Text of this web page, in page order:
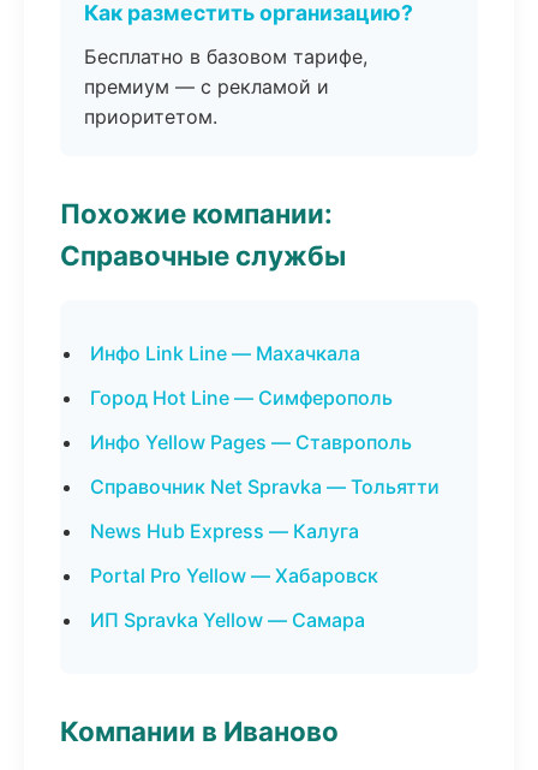
Как разместить организацию?
Бесплатно в базовом тарифе,
премиум — с рекламой и
приоритетом.
Похожие компании:
Справочные службы
Инфо Link Line — Махачкала
Город Hot Line — Симферополь
Инфо Yellow Pages — Ставрополь
Справочник Net Spravka — Тольятти
News Hub Express — Калуга
Portal Pro Yellow — Хабаровск
ИП Spravka Yellow — Самара
Компании в Иваново